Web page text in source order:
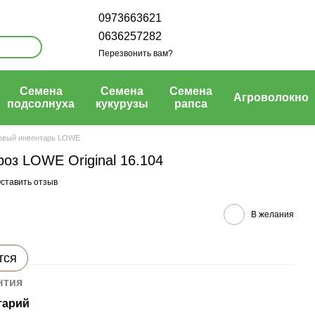
0973663621
0636257282
Перезвонить вам?
Семена
подсолнуха
Семена
кукурузы
Семена
рапса
Агроволокно
инвентарь LOWE
LOWE Original 16.104
отзыв
В желания